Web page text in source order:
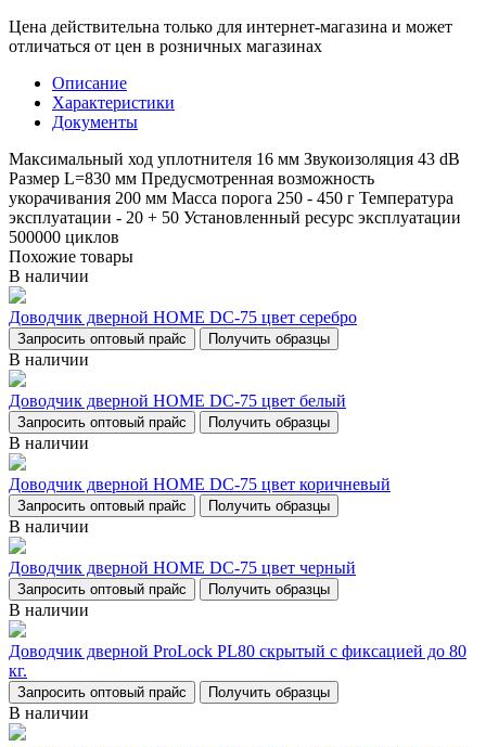
Цена действительна только для интернет-магазина и может
отличаться от цен в розничных магазинах
Описание
Характеристики
Документы
Максимальный ход уплотнителя 16 мм Звукоизоляция 43 dB
Размер L=830 мм Предусмотренная возможность
укорачивания 200 мм Масса порога 250 - 450 г Температура
эксплуатации - 20 + 50 Установленный ресурс эксплуатации
500000 циклов
Похожие товары
В наличии
Доводчик дверной НОМЕ DC-75 цвет серебро
Запросить оптовый прайс Получить образцы
В наличии
Доводчик дверной НОМЕ DC-75 цвет белый
Запросить оптовый прайс Получить образцы
В наличии
Доводчик дверной НОМЕ DC-75 цвет коричневый
Запросить оптовый прайс Получить образцы
В наличии
Доводчик дверной НОМЕ DC-75 цвет черный
Запросить оптовый прайс Получить образцы
В наличии
Доводчик дверной ProLock PL80 скрытый с фиксацией до 80
кг.
Запросить оптовый прайс Получить образцы
В наличии